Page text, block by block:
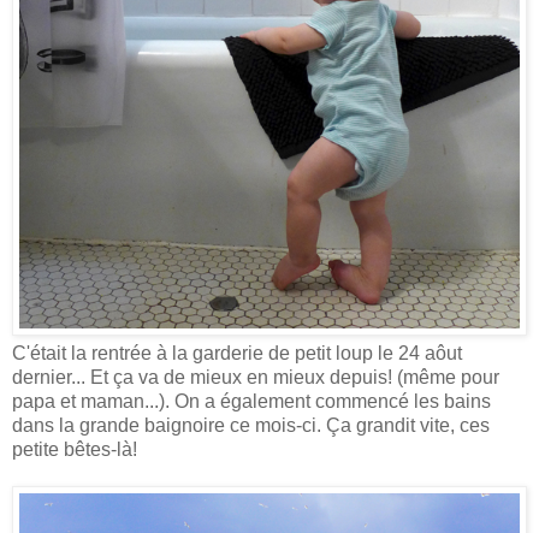
C'était la rentrée à la garderie de petit loup le 24 aôut
dernier... Et ça va de mieux en mieux depuis! (même pour
papa et maman...). On a également commencé les bains
dans la grande baignoire ce mois-ci. Ça grandit vite, ces
petite bêtes-là!